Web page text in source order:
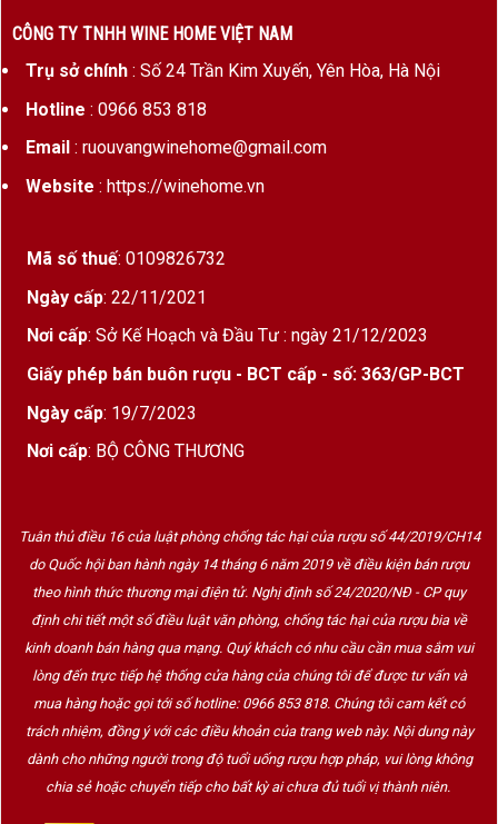
CÔNG TY TNHH WINE HOME VIỆT NAM
Trụ sở chính: Số 24 Trần Kim Xuyến, Yên Hòa, Hà Nội
Hotline : 0966 853 818
Email : ruouvangwinehome@gmail.com
Website : https://winehome.vn
Mã số thuế: 0109826732
Ngày cấp: 22/11/2021
Nơi cấp: Sở Kế Hoạch và Đầu Tư : ngày 21/12/2023
Giấy phép bán buôn rượu - BCT cấp - số: 363/GP-BCT
Ngày cấp: 19/7/2023
Nơi cấp: BỘ CÔNG THƯƠNG
Tuân thủ điều 16 của luật phòng chống tác hại của rượu số 44/2019/CH14
do Quốc hội ban hành ngày 14 tháng 6 năm 2019 về điều kiện bán rượu
theo hình thức thương mại điện tử. Nghị định số 24/2020/NĐ - CP quy
định chi tiết một số điều luật văn phòng, chống tác hại của rượu bia về
kinh doanh bán hàng qua mạng. Quý khách có nhu cầu cần mua sắm vui
lòng đến trực tiếp hệ thống cửa hàng của chúng tôi để được tư vấn và
mua hàng hoặc gọi tới số hotline: 0966 853 818. Chúng tôi cam kết có
trách nhiệm, đồng ý với các điều khoản của trang web này. Nội dung này
dành cho những người trong độ tuổi uống rượu hợp pháp, vui lòng không
chia sẻ hoặc chuyển tiếp cho bất kỳ ai chưa đủ tuổi vị thành niên.